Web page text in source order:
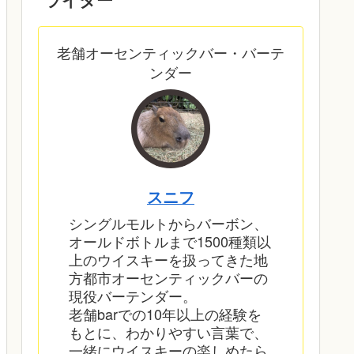
老舗オーセンティックバー・バーテ
ンダー
スニフ
シングルモルトからバーボン、
オールドボトルまで1500種類以
上のウイスキーを扱ってきた地
方都市オーセンティックバーの
現役バーテンダー。
老舗barでの10年以上の経験を
もとに、わかりやすい言葉で、